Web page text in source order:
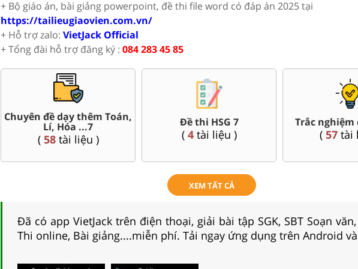
+ Bộ giáo án, bài giảng powerpoint, đề thi file word có đáp án 2025 tại
https://tailieugiaovien.com.vn/
+ Hỗ trợ zalo: VietJack Official
+ Tổng đài hỗ trợ đăng ký : 084 283 45 85
Đề thi giữa kì, cuối kì 7
(167tài liệu )
Bài giảng Powerpoint Văn,
Sử, Địa 7....
(35tài liệu )
Giáo
(80tài
XEM TẤT CẢ
Đã có app VietJack trên điện thoại, giải bài tập SGK, SBT Soạn
Thi online, Bài giảng....miễn phí. Tải ngay ứng dụng trên Android và